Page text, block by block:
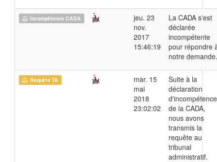
Incompétence CADA
jeu. 23
nov.
2017
15:46:19
La CADA s'est
déclarée
incompétente
pour répondre
notre demande.
Requête TA
mar. 15
mai
2018
23:02:02
Suite à la
déclaration
d'incompétence
de la CADA,
nous avons
transmis la
requête au
tribunal
administratif.